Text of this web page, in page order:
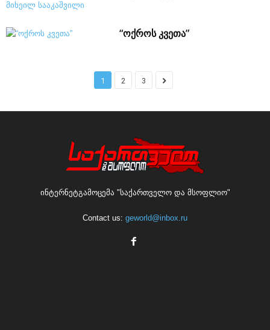
“ოქროს კვეთა”
1 2 3
ინტერნეტგამოცემა "საქართველო და მსოფლიო"
Contact us: geworld@inbox.ru